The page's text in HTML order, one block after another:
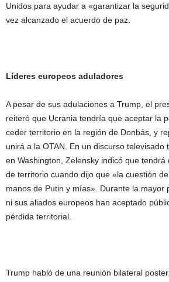
Unidos para ayudar a «garantizar la
vez alcanzado el acuerdo de paz.
Líderes europeos aduladores
A pesar de sus adulaciones a Trump, el
reiteró que Ucrania tendría que aceptar la
ceder territorio en la región de Donbás, y
unirá a la OTAN. En un discurso televisado
en Washington, Zelensky indicó que
de territorio cuando dijo que «la cuestión
manos de Putin y mías». Durante la mayor
ni sus aliados europeos han aceptado
pérdida territorial.
Trump habló de una reunión bilateral